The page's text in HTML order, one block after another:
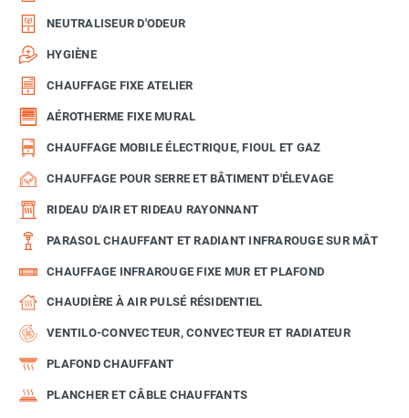
NEUTRALISEUR D'ODEUR
HYGIÈNE
CHAUFFAGE FIXE ATELIER
AÉROTHERME FIXE MURAL
CHAUFFAGE MOBILE ÉLECTRIQUE, FIOUL ET GAZ
CHAUFFAGE POUR SERRE ET BÂTIMENT D'ÉLEVAGE
RIDEAU D'AIR ET RIDEAU RAYONNANT
PARASOL CHAUFFANT ET RADIANT INFRAROUGE SUR MÂT
CHAUFFAGE INFRAROUGE FIXE MUR ET PLAFOND
CHAUDIÈRE À AIR PULSÉ RÉSIDENTIEL
VENTILO-CONVECTEUR, CONVECTEUR ET RADIATEUR
PLAFOND CHAUFFANT
PLANCHER ET CÂBLE CHAUFFANTS